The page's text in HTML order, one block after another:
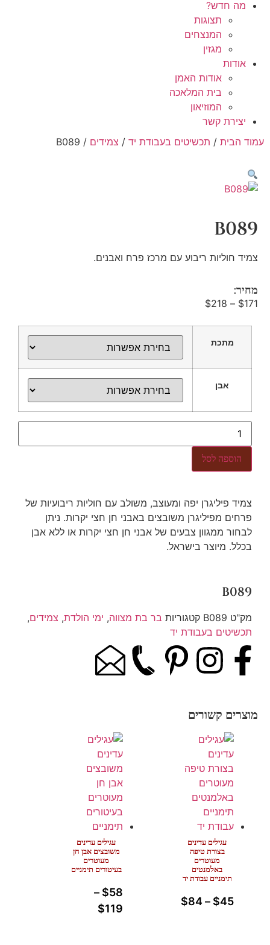
מה חדש?
תצוגות
המנצחים
מגזין
אודות
אודות האמן
בית המלאכה
המוזיאון
יצירת קשר
עמוד הבית / תכשיטים בעבודת יד / צמידים / B089
B089
צמיד חוליות ריבוע עם מרכז פרח ואבנים.
מחיר:
$171
–
$218
מתכת
אבן
הוספה לסל
צמיד פיליגרן יפה ומעוצב, משולב עם חוליות ריבועיות של
פרחים מפיליגרן משובצים באבני חן חצי יקרות. ניתן
לבחור ממגוון צבעים של אבני חן חצי יקרות או ללא אבן
בכלל. מיוצר בישראל.
B089
מק"ט B089 קטגוריות בר בת מצווה, ימי הולדת, צמידים,
תכשיטים בעבודת יד
מוצרים קשורים
עגילים עדינים
בצורת טיפה
מעוטרים
באלמנטים
תימניים עבודת יד
$45
–
$84
עגילים עדינים
משובצים אבן חן
מעוטרים
בעיטורים תימניים
$58
–
$119